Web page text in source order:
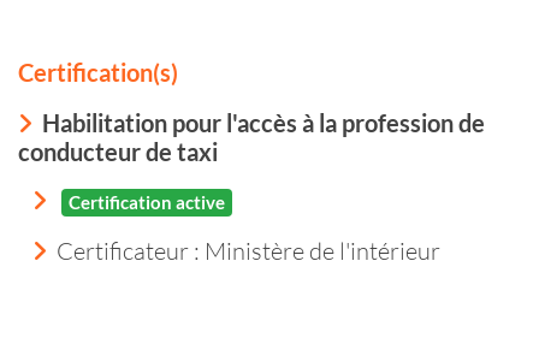
Certification(s)
Habilitation pour l'accès à la profession de
conducteur de taxi
Certification active
Certificateur : Ministère de l'intérieur